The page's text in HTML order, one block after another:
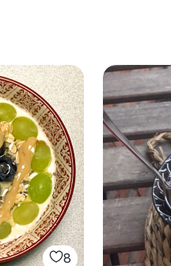
8